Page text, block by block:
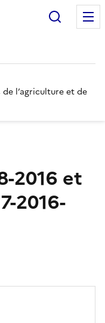
l’agriculture et de
2016 et
2016-